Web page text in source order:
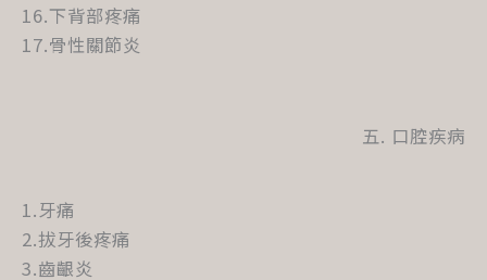
16.下背部疼痛
17.骨性關節炎
五. 口腔疾病
1.牙痛
2.拔牙後疼痛
3.齒齦炎